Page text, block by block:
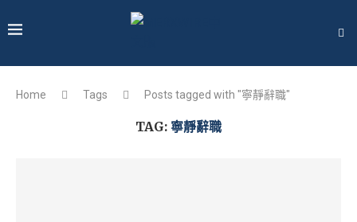
Home Tags Posts tagged with "寧靜辭職"
TAG: 寧靜辭職